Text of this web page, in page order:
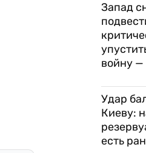
Запад
войну —
Удар
Киеву:
есть